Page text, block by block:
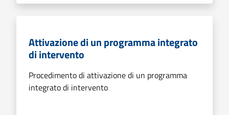
Attivazione di un programma integrato
di intervento
Procedimento di attivazione di un programma
integrato di intervento